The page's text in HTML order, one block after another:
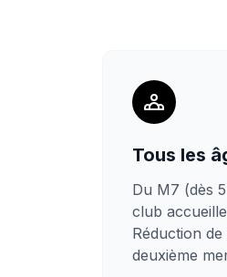
Tous les
Du M7 (dès
club
Réduction
deuxième